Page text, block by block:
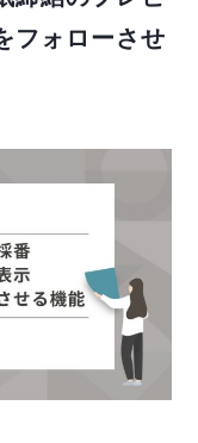
フォローさせ